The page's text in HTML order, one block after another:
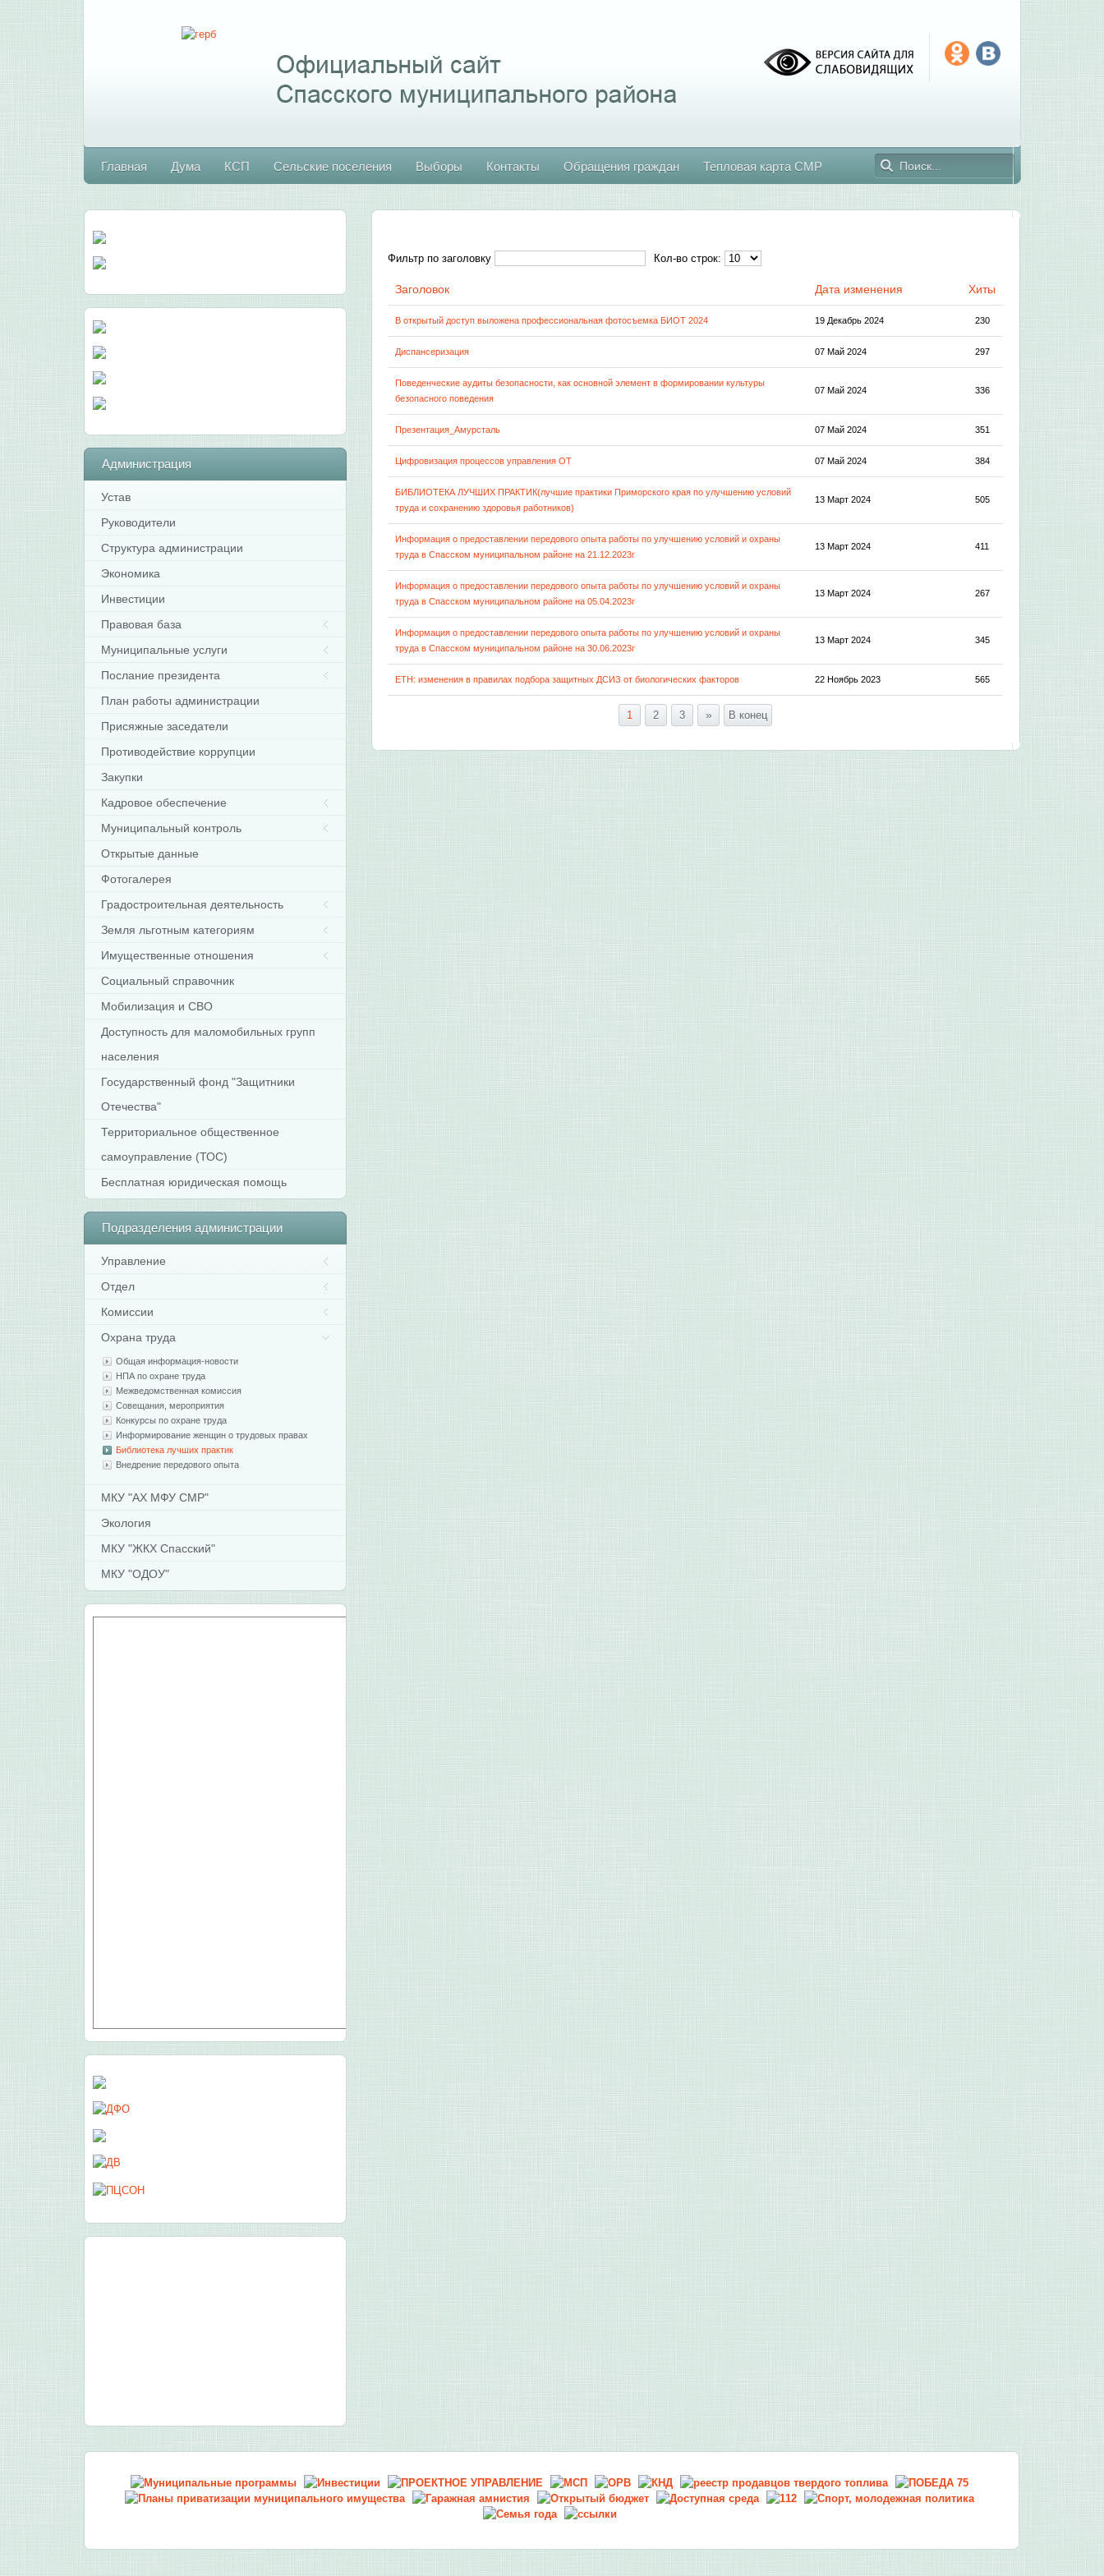
Главная Дума КСП Сельские поселения Выборы Контакты Обращения граждан Тепловая карта СМР
Фильтр по заголовку Кол-во строк:
Заголовок Дата изменения Хиты
В открытый доступ выложена профессиональная фотосъемка БИОТ 2024 19 Декабрь 2024 230
Диспансеризация 07 Май 2024 297
Поведенческие аудиты безопасности, как основной элемент в формировании культуры
безопасного поведения
07 Май 2024 336
Презентация_Амурсталь 07 Май 2024 351
Цифровизация процессов управления ОТ 07 Май 2024 384
БИБЛИОТЕКА ЛУЧШИХ ПРАКТИК(лучшие практики Приморского края по улучшению условий
труда и сохранению здоровья работников)
13 Март 2024 505
Информация о предоставлении передового опыта работы по улучшению условий и охраны
труда в Спасском муниципальном районе на 21.12.2023г
13 Март 2024 411
Информация о предоставлении передового опыта работы по улучшению условий и охраны
труда в Спасском муниципальном районе на 05.04.2023г
13 Март 2024 267
Информация о предоставлении передового опыта работы по улучшению условий и охраны
труда в Спасском муниципальном районе на 30.06.2023г
13 Март 2024 345
ЕТН: изменения в правилах подбора защитных ДСИЗ от биологических факторов 22 Ноябрь 2023 565
1 2 3 » В конец
Администрация
Устав
Руководители
Структура администрации
Экономика
Инвестиции
Правовая база
Муниципальные услуги
Послание президента
План работы администрации
Присяжные заседатели
Противодействие коррупции
Закупки
Кадровое обеспечение
Муниципальный контроль
Открытые данные
Фотогалерея
Градостроительная деятельность
Земля льготным категориям
Имущественные отношения
Социальный справочник
Мобилизация и СВО
Доступность для маломобильных групп
населения
Государственный фонд "Защитники
Отечества"
Территориальное общественное
самоуправление (ТОС)
Бесплатная юридическая помощь
Подразделения администрации
Управление
Отдел
Комиссии
Охрана труда
Общая информация-новости
НПА по охране труда
Межведомственная комиссия
Совещания, мероприятия
Конкурсы по охране труда
Информирование женщин о трудовых правах
Библиотека лучших практик
Внедрение передового опыта
МКУ "АХ МФУ СМР"
Экология
МКУ "ЖКХ Спасский"
МКУ "ОДОУ"